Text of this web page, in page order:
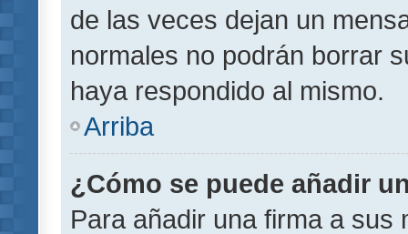
de las veces dejan un
normales no podrán borrar
haya respondido al mismo.
Arriba
¿Cómo se puede añadir
Para añadir una firma a sus